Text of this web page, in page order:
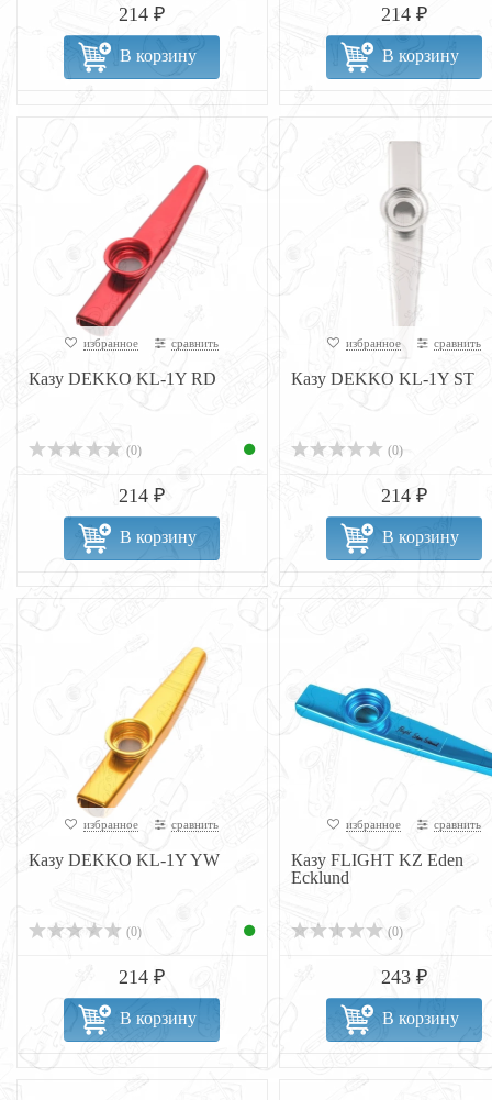
214 ₽
В корзину
214 ₽
В корзину
избранное сравнить
Казу DEKKO KL-1Y RD
(0)
214 ₽
В корзину
избранное сравнить
Казу DEKKO KL-1Y ST
(0)
214 ₽
В корзину
избранное сравнить
Казу DEKKO KL-1Y YW
(0)
214 ₽
В корзину
избранное сравнить
Казу FLIGHT KZ Eden
Ecklund
(0)
243 ₽
В корзину